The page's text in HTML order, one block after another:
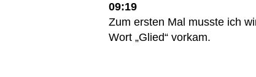
09:19
Zum ersten Mal musste ich
Wort „Glied“ vorkam.